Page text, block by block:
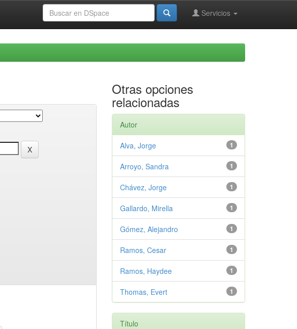
Servicios
Otras opciones
relacionadas
Autor
1
Alva, Jorge
1
Arroyo, Sandra
1
Chávez, Jorge
1
Gallardo, Mirella
1
Gómez, Alejandro
1
Ramos, Cesar
1
Ramos, Haydee
1
Thomas, Evert
Título